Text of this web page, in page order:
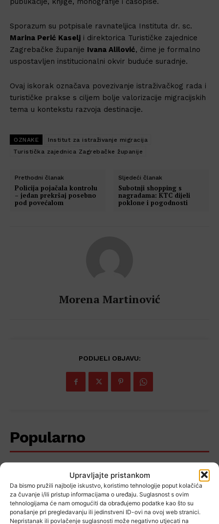
Upravljajte pristankom
Da bismo pružili najbolje iskustvo, koristimo tehnologije poput kolačića
za čuvanje i/ili pristup informacijama o uređaju. Suglasnost s ovim
tehnologijama će nam omogućiti da obrađujemo podatke kao što su
ponašanje pri pregledavanju ili jedinstveni ID-ovi na ovoj web stranici.
Nepristanak ili povlačenje suglasnosti može negativno utjecati na
Sporazum su potpisale ravnateljica Instituta dr. sc.
Marina Perić Kaselj i direktorica Turističke zajednice
Zagrebačke županije Ivana Alilović, čime je formalno
uspostavljen institucionalni okvir buduće suradnje.
Ovaj iskorak označava povezivanje istraživačkog rada i
turističke prakse s ciljem bolje valorizacije migracijskih
tema u kontekstu razvoja destinacije.
OZNAKE
Institut za istraživanje migracija
Turistička zajednica Zagrebačke županije
Prethodni članak
Policija pojačala kontrolu
– jedan prekršaj posebno
pod povećalom
Sljedeći članak
Subotnji shopping s
nagradama: KTC dijeli
poklone i pogodnosti
Morena Martinović
PODIJELI OBJAVU:
Popularno
Zagrebačka županija dobiva novi
gastronomski projekt! Uključeni
chefovi, vinari i lokalni
proizvođači